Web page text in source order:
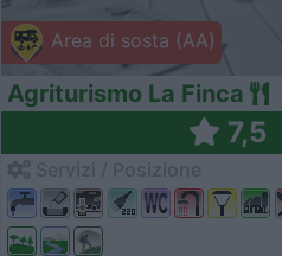
Area di sosta (AA)
Agriturismo La Finca
7,5